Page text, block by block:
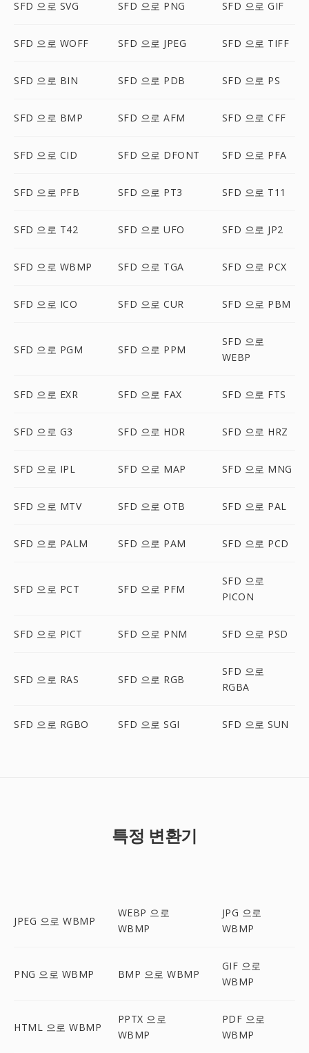
SFD 으로 SVG SFD 으로 PNG SFD 으로 GIF
SFD 으로 WOFF SFD 으로 JPEG SFD 으로 TIFF
SFD 으로 BIN SFD 으로 PDB SFD 으로 PS
SFD 으로 BMP SFD 으로 AFM SFD 으로 CFF
SFD 으로 CID SFD 으로 DFONT SFD 으로 PFA
SFD 으로 PFB SFD 으로 PT3 SFD 으로 T11
SFD 으로 T42 SFD 으로 UFO SFD 으로 JP2
SFD 으로 WBMP SFD 으로 TGA SFD 으로 PCX
SFD 으로 ICO SFD 으로 CUR SFD 으로 PBM
SFD 으로 PGM SFD 으로 PPM
SFD 으로
WEBP
SFD 으로 EXR SFD 으로 FAX SFD 으로 FTS
SFD 으로 G3 SFD 으로 HDR SFD 으로 HRZ
SFD 으로 IPL SFD 으로 MAP SFD 으로 MNG
SFD 으로 MTV SFD 으로 OTB SFD 으로 PAL
SFD 으로 PALM SFD 으로 PAM SFD 으로 PCD
SFD 으로 PCT SFD 으로 PFM
SFD 으로
PICON
SFD 으로 PICT SFD 으로 PNM SFD 으로 PSD
SFD 으로 RAS SFD 으로 RGB
SFD 으로
RGBA
SFD 으로 RGBO SFD 으로 SGI SFD 으로 SUN
특정 변환기
JPEG 으로 WBMP
WEBP 으로
WBMP
JPG 으로
WBMP
PNG 으로 WBMP BMP 으로 WBMP
GIF 으로
WBMP
HTML 으로 WBMP
PPTX 으로
WBMP
PDF 으로
WBMP